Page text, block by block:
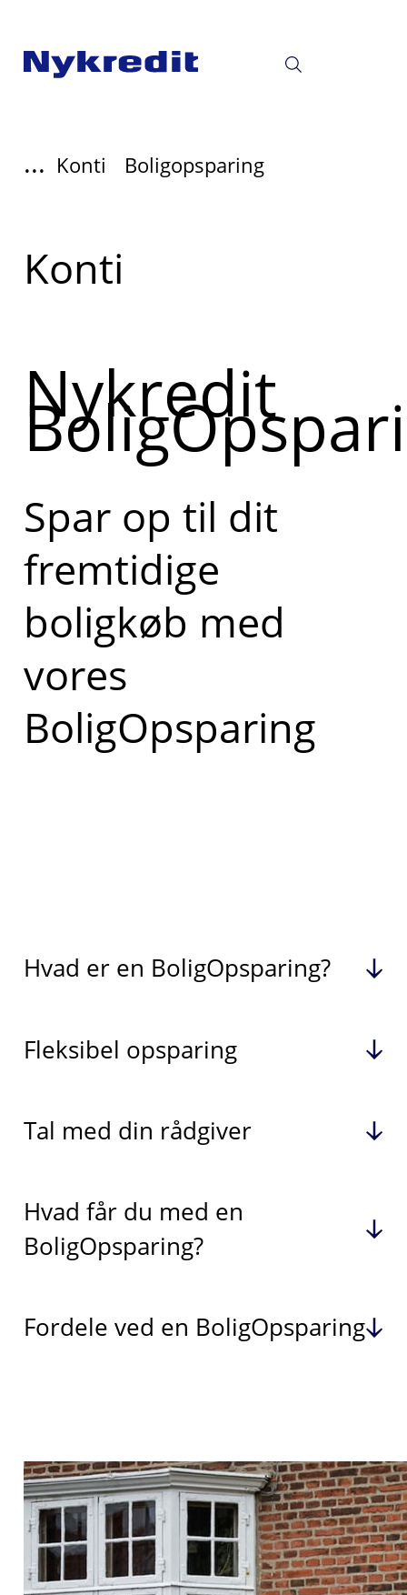
... Konti Boligopsparing
Læs
mere
Konti
Nykredit
Spar op til dit
fremtidige
boligkøb med
vores
BoligOpsparing
Hvad er en BoligOpsparing?
Fleksibel opsparing
Tal med din rådgiver
Hvad får du med en
BoligOpsparing?
Fordele ved en BoligOpsparing